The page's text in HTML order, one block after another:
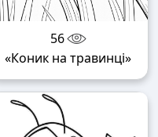
56
«Коник на травинці»